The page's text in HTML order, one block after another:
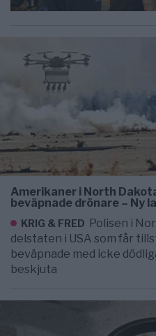
Amerikaner i North
beväpnade drönare – Ny
KRIG & FRED Polisen i
delstaten i USA som får
beväpnade med icke
beskjuta